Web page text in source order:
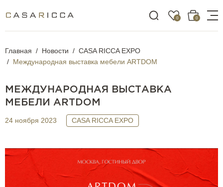
0 0
Главная Новости
CASA RICCA EXPO
Международная выставка мебели ARTDOM
МЕЖДУНАРОДНАЯ ВЫСТАВКА
МЕБЕЛИ ARTDOM
24 ноября 2023 CASA RICCA EXPO